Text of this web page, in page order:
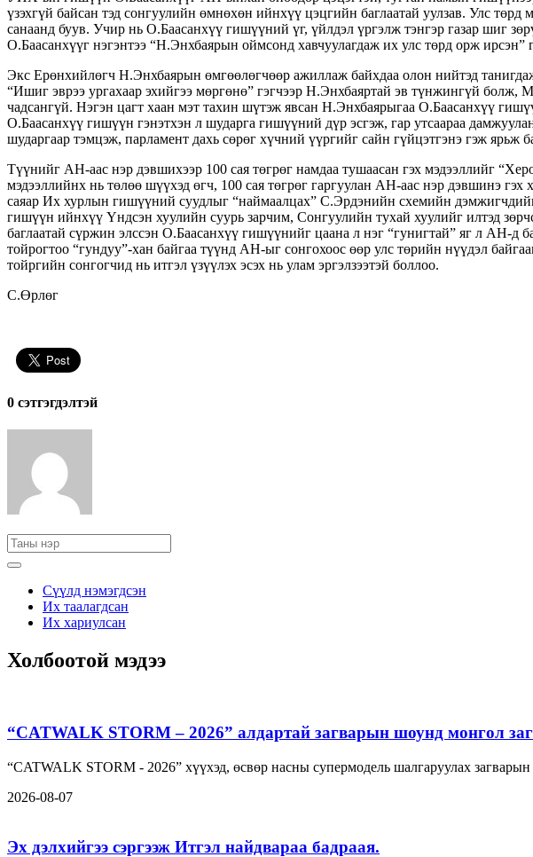
үзэхгүй байсан тэд сонгуулийн өмнөхөн ийнхүү цэцгийн баглаатай уулзав. Улс
санаанд буув. Учир нь О.Баасанхүү гишүүний үг, үйлдэл үргэлж тэнгэр газар шиг
О.Баасанхүүг нэгэнтээ “Н.Энхбаярын оймсонд хавчуулагдаж их улс төрд орж ирсэн”
Экс Ерөнхийлөгч Н.Энхбаярын өмгөөлөгчөөр ажиллаж байхдаа олон нийтэд
“Ишиг эврээ ургахаар эхийгээ мөргөнө” гэгчээр Н.Энхбаяртай эв түнжингүй
чадсангүй. Нэгэн цагт хаан мэт тахин шүтэж явсан Н.Энхбаярыгаа О.Баасанхүү
О.Баасанхүү гишүүн гэнэтхэн л шударга гишүүний дүр эсгэж, гар утсаараа
шударгаар тэмцэж, парламент дахь сөрөг хүчний үүргийг сайн гүйцэтгэнэ гэж
Түүнийг АН-аас нэр дэвшихээр 100 сая төгрөг намдаа тушаасан гэх мэдээллийг
мэдээллийнх нь төлөө шүүхэд өгч, 100 сая төгрөг гаргуулан АН-аас нэр дэвшинэ
саяар Их хурлын гишүүний суудлыг “наймаалцах” С.Эрдэнийн схемийн
гишүүн ийнхүү Үндсэн хуулийн суурь зарчим, Сонгуулийн тухай хуулийг илтэд
баглаатай сүржин элссэн О.Баасанхүү гишүүнийг цаана л нэг “гунигтай” яг л
тойрогтоо “гундуу”-хан байгаа түүнд АН-ыг сонгохоос өөр улс төрийн нүүдэл
тойргийн сонгогчид нь итгэл үзүүлэх эсэх нь улам эргэлзээтэй боллоо.
С.Өрлөг
0 cэтгэгдэлтэй
Сүүлд нэмэгдсэн
Их таалагдсан
Их хариулсан
Холбоотой мэдээ
“CATWALK STORM – 2026” алдартай загварын шоунд монгол
“CATWALK STORM - 2026” хүүхэд, өсвөр насны супермодель шалгаруулах
2026-08-07
Эх дэлхийгээ сэргээж Итгэл найдвараа бадраая.